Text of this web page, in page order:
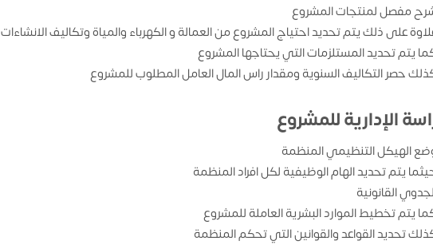
مفصل لمنتجات المشروع
على ذلك يتم تحديد احتياج المشروع من العمالة و الكهرباء والمياة وتكاليف الانشاءات
يتم تحديد المستلزمات التي يحتاجها المشروع
حصر التكاليف السنوية ومقدار راس المال العامل المطلوب للمشروع
الإدارية للمشروع
الهيكل التنظيمي المنظمة
يتم تحديد الهام الوظيفية لكل افراد المنظمة
القانونية
يتم تخطيط الموارد البشرية العاملة للمشروع
تحديد القواعد والقوانين التي تحكم المنظمة